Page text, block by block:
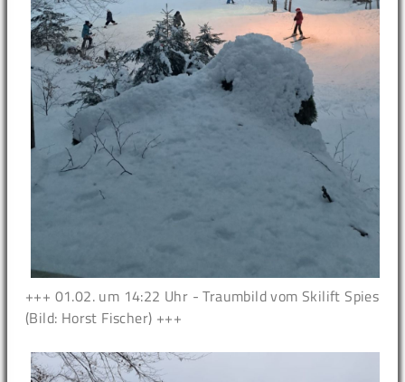
+++ 01.02. um 14:22 Uhr - Traumbild vom Skilift Spies
(Bild: Horst Fischer) +++